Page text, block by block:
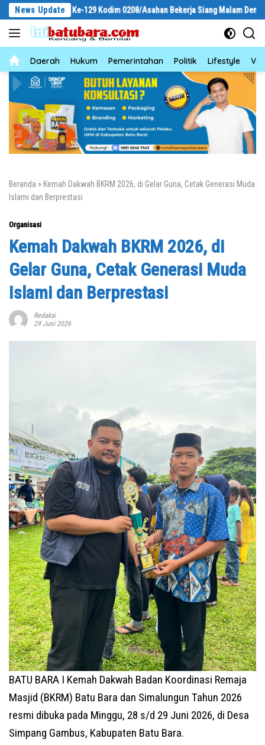
Langsung
konten
News Update
Ke-129 Kodim 0208/Asahan Bekerja Siang Malam Demi Renovasi
NewsDaerah Hukum Pemerintahan Politik Lifestyle
Beranda » Kemah Dakwah BKRM 2026, di Gelar Guna, Cetak Generasi Muda
Islami dan Berprestasi
Organisasi
Kemah Dakwah BKRM 2026, di
Gelar Guna, Cetak Generasi Muda
Islami dan Berprestasi
Redaksi
29 Juni 2026
BATU BARA I Kemah Dakwah Badan Koordinasi Remaja
Masjid (BKRM) Batu Bara dan Simalungun Tahun 2026
resmi dibuka pada Minggu, 28 s/d 29 Juni 2026, di Desa
Simpang Gambus, Kabupaten Batu Bara.